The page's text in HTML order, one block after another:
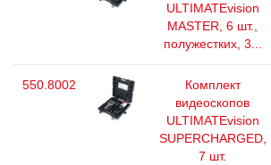
ULTIMATEvision
MASTER, 6 шт.,
полужестких, 3...
550.8002
Комплект
видеоскопов
ULTIMATEvision
SUPERCHARGED,
7 шт.